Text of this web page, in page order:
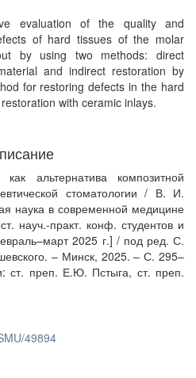
evaluation of the quality and
of hard tissues of the molar
by using two methods: direct
and indirect restoration by
for restoring defects in the hard
with ceramic inlays.
альтернатива композитной
стоматологии / В. И.
наука в современной медицине
науч.-практ. конф. студентов и
2025 г.] / под ред. С.
– Минск, 2025. – С. 295–
ст. преп. Е.Ю. Пстыга, ст. преп.
49894